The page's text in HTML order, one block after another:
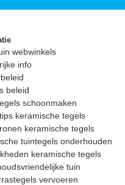
webwinkels
info
beleid
schoonmaken
keramische tegels
keramische tegels
tuintegels onderhouden
keramische tegels
tuin
vervoeren